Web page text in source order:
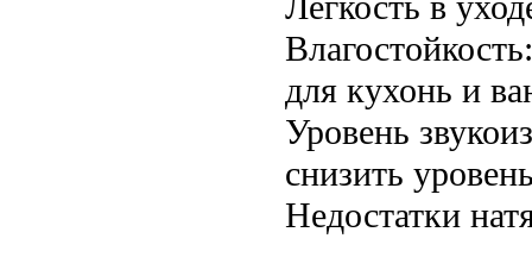
для кухонь и
Уровень
снизить
Недостатки